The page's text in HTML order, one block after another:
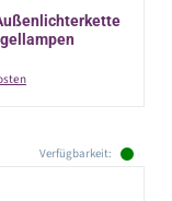
Verfügbarkeit: